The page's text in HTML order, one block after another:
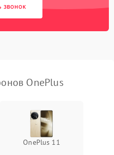
звонок
OnePlus
OnePlus 11